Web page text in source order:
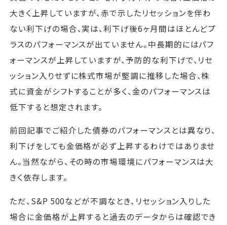
大きく上昇していますが、赤で示したリセッションを伴わ
ない利下げの場合、実は、利下げ後6ヶ月間はほとんどプ
ラスのパフォーマンスが出ていません。中長期的にはパフ
ォーマンスが上昇していますが、予防的な利下げで、リセ
ッション入りせずに株式市場が堅調に推移した場合、株
式に資金がシフトすることが多く、金のパフォーマンスは
低下すると想定されます。
前回記事でご紹介した債券のパフォーマンスとは異なり、
利下げをしても金価格が必ず上昇するわけではありませ
ん。当然ながら、その時の市場環境にパフォーマンスは大
きく依存します。
ただ、S&P 500などが不調なとき、リセッション入りした
場合に金価格が上昇すると過去のデータからは確認でき